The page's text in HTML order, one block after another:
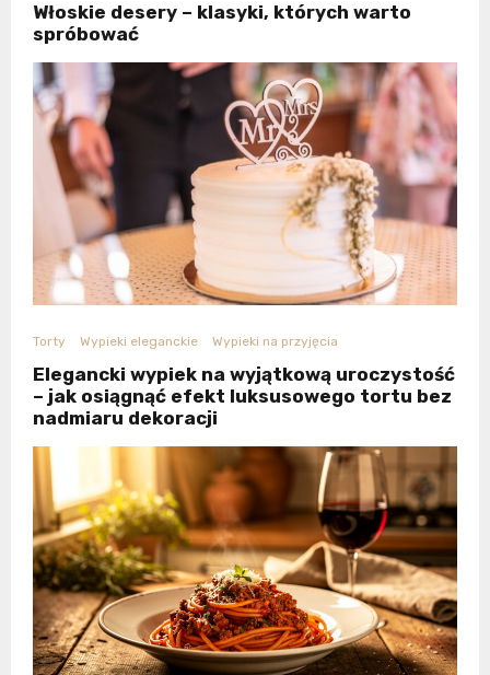
Włoskie desery – klasyki, których warto
spróbować
Torty Wypieki eleganckie Wypieki na przyjęcia
Elegancki wypiek na wyjątkową uroczystość
– jak osiągnąć efekt luksusowego tortu bez
nadmiaru dekoracji